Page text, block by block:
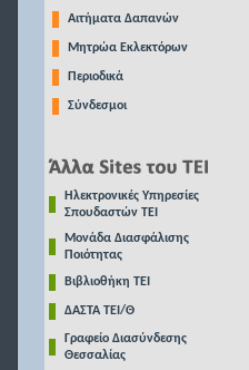
Αιτήματα Δαπανών
Μητρώα Εκλεκτόρων
Περιοδικά
Σύνδεσμοι
Ηλεκτρονικές Υπηρεσίες
Σπουδαστών ΤΕΙ
Μονάδα Διασφάλισης
Ποιότητας
Βιβλιοθήκη ΤΕΙ
ΔΑΣΤΑ ΤΕΙ/Θ
Γραφείο Διασύνδεσης
Θεσσαλίας